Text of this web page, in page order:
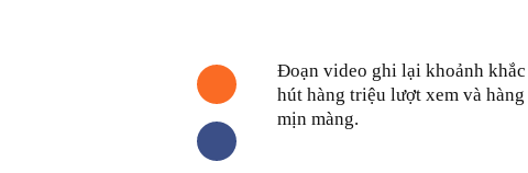
Đoạn video ghi lại khoảnh
hút hàng triệu lượt xem và
mịn màng.